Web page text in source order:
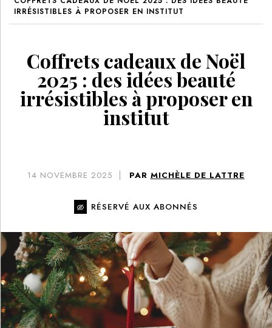
IRRÉSISTIBLES À PROPOSER EN INSTITUT
Coffrets cadeaux de Noël
2025 : des idées beauté
irrésistibles à proposer en
institut
14 NOVEMBRE 2025 PAR MICHÈLE DE LATTRE
RÉSERVÉ AUX ABONNÉS